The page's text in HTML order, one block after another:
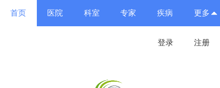
首页 医院 科室 专家 疾病 更多
登录 注册